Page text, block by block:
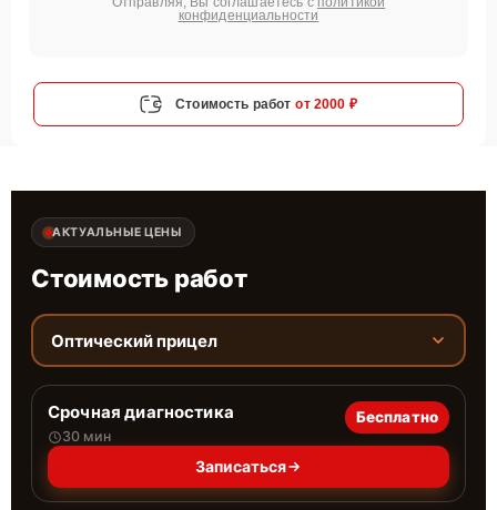
конфиденциальности
Стоимость работ от 2000 ₽
АКТУАЛЬНЫЕ ЦЕНЫ
Стоимость работ
Оптический прицел
Срочная диагностика
30 мин
Бесплатно
Записаться